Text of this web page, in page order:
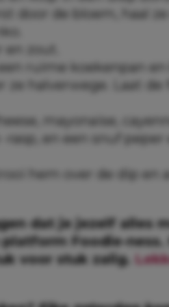
door de bloem, haal
zout.
ruime koekenpan en
ze halverwege. Laat de
mayonaise,
en een snuf peper
hem over de dip en
dat je jezelf alles
Foodie-ness.
voor stuk zalig.